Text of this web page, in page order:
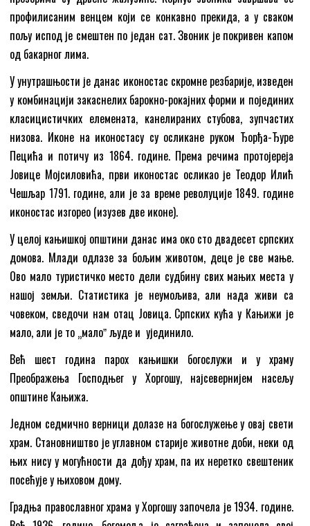
профилисаним венцем који се конкавно прекида, а у сваком
пољу испод је смештен по један сат. Звоник је покривен капом
од бакарног лима.
У унутрашњости је данас иконостас скромне резбарије, изведен
у комбинацији закаснелих барокно-рокајних форми и појединих
класицистичких елемената, канелираних стубова, зупчастих
низова. Иконе на иконостасу су осликане руком Ђорђа-Ђуре
Пецића и потичу из 1864. године. Према речима протојереја
Јовице Мојсиловића, први иконостас осликао је Теодор Илић
Чешљар 1791. године, али је за време револуције 1849. године
иконостас изгорео (изузев две иконе).
У целој кањишкој општини данас има око сто двадесет српских
домова. Млади одлазе за бољим животом, деце је све мање.
Ово мало туристичко место дели судбину свих мањих места у
нашој земљи. Статистика је неумољива, али нада живи са
човеком, сведочи нам отац Јовица. Српских кућа у Кањижи је
мало, али је то „малоˮ људе и ујединило.
Већ шест година парох кањишки богослужи и у храму
Преображења Господњег у Хоргошу, најсевернијем насељу
општине Кањижа.
Једном седмично верници долазе на богослужење у овај свети
храм. Становништво је углавном старије животне доби, неки од
њих нису у могућности да дођу храм, па их неретко свештеник
посећује у њиховом дому.
Градња православног храма у Хоргошу започела је 1934. године.